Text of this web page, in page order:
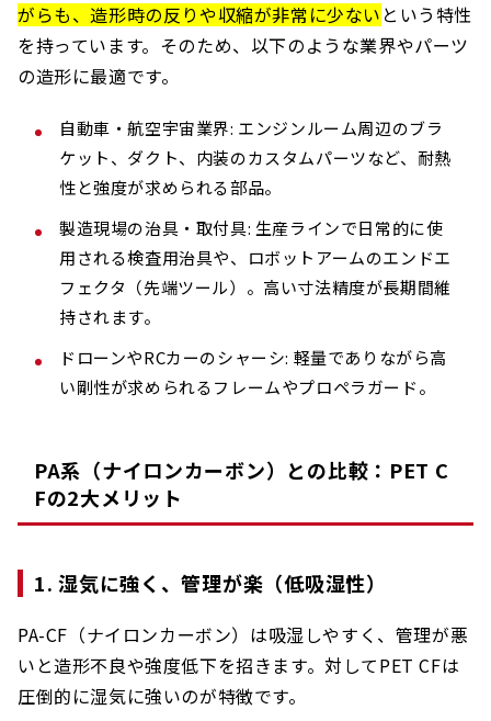
がらも、造形時の反りや収縮が非常に少ない という特性
を持っています。そのため、以下のような業界やパーツ
の造形に最適です。
自動車・航空宇宙業界: エンジンルーム周辺のブラ
ケット、ダクト、内装のカスタムパーツなど、耐熱
性と強度が求められる部品。
製造現場の治具・取付具: 生産ラインで日常的に使
用される検査用治具や、ロボットアームのエンドエ
フェクタ（先端ツール）。高い寸法精度が長期間維
持されます。
ドローンやRCカーのシャーシ: 軽量でありながら高
い剛性が求められるフレームやプロペラガード。
PA系（ナイロンカーボン）との比較：PET C
Fの2大メリット
1. 湿気に強く、管理が楽（低吸湿性）
PA-CF（ナイロンカーボン）は吸湿しやすく、管理が悪
いと造形不良や強度低下を招きます。対してPET CFは
圧倒的に湿気に強いのが特徴です。